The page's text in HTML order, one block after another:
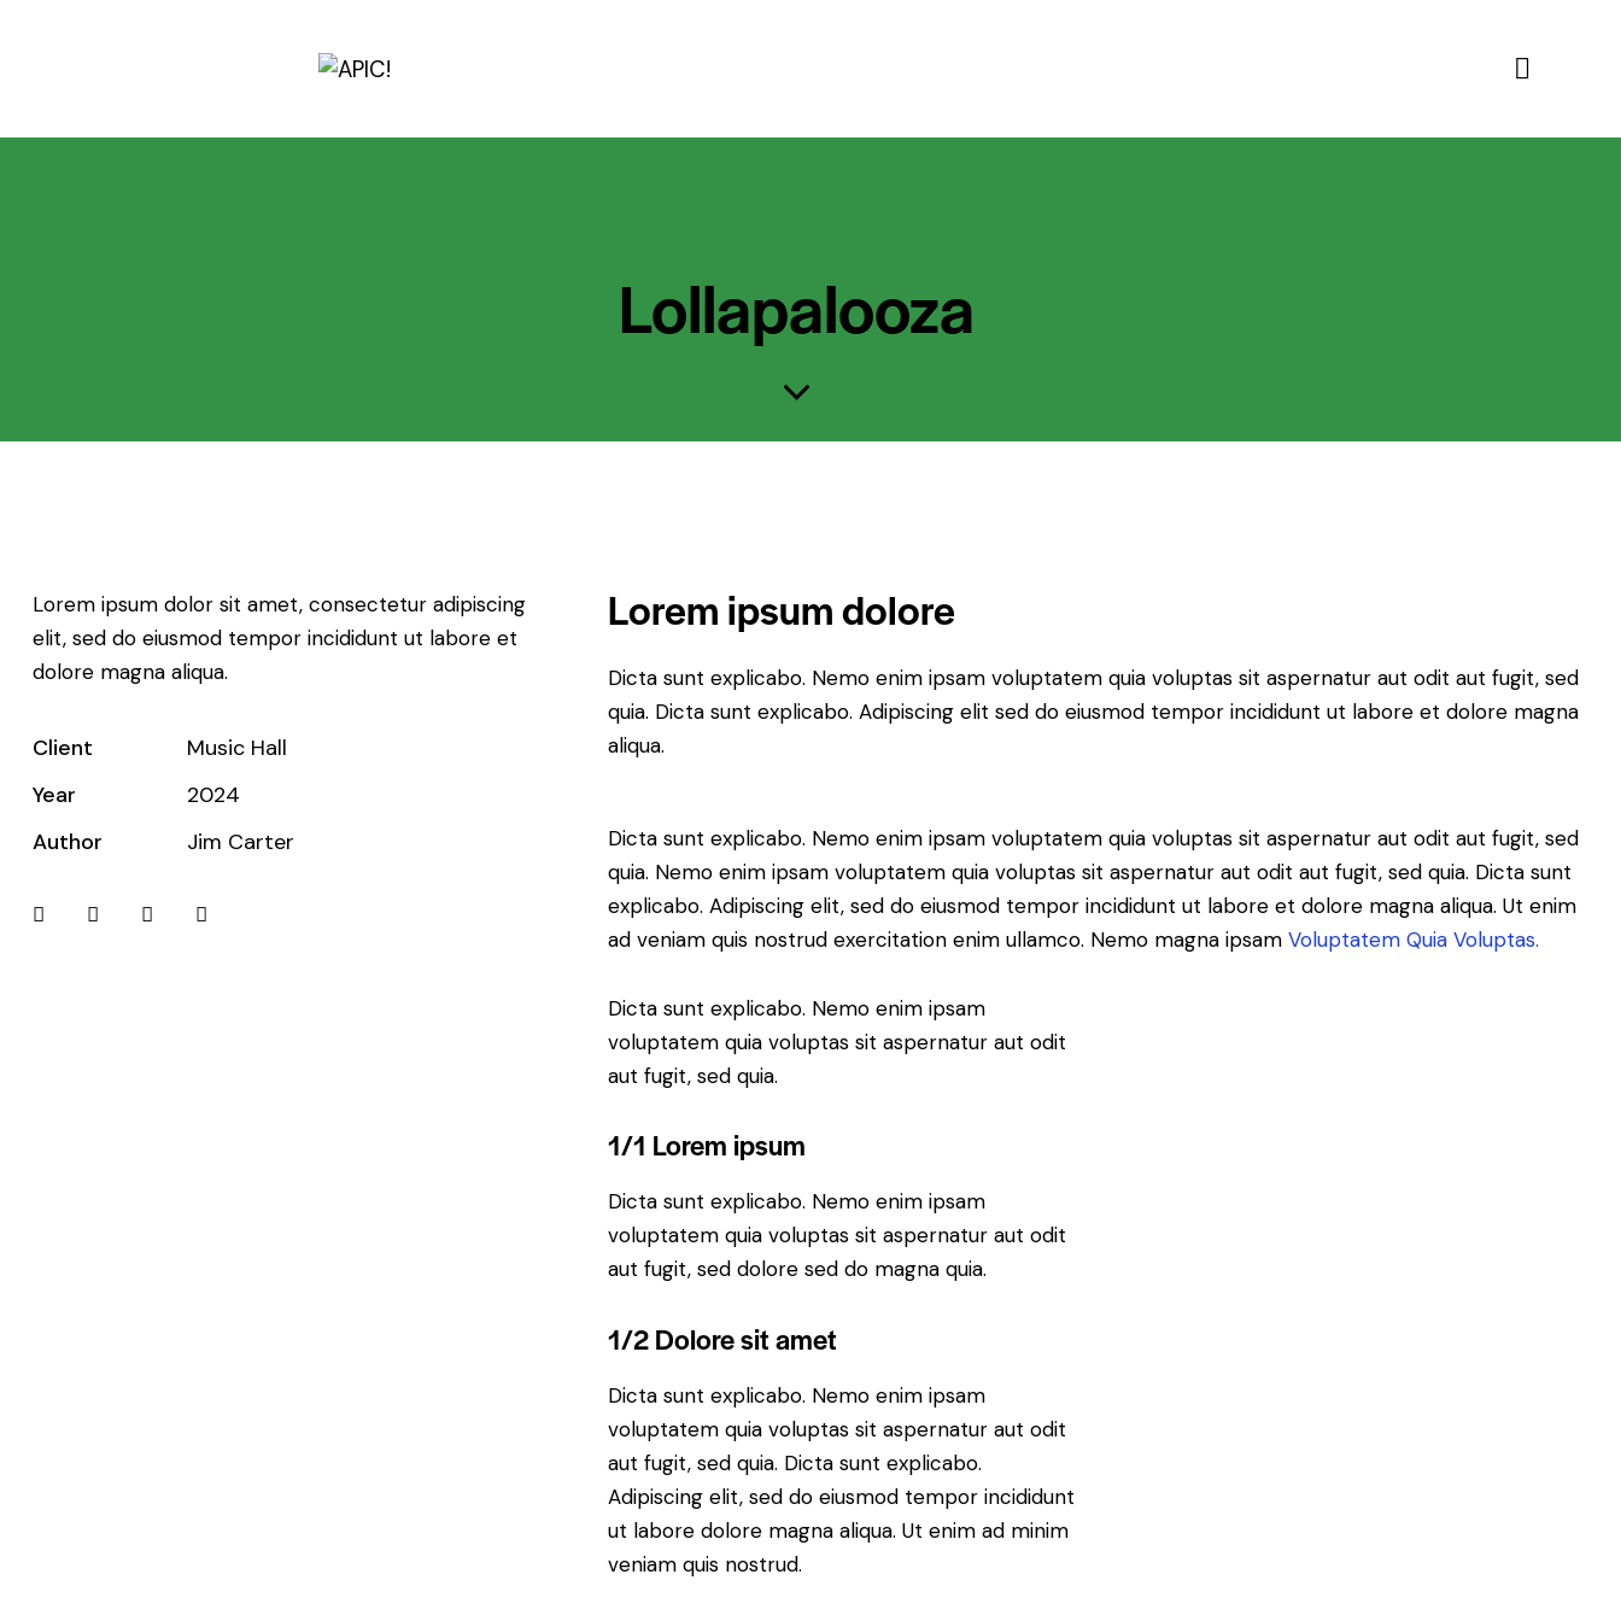
Lollapalooza
Lorem ipsum dolor sit amet, consectetur adipiscing
elit, sed do eiusmod tempor incididunt ut labore et
dolore magna aliqua.
Client
Music Hall
Year
2024
Author
Jim Carter
Lorem ipsum dolore
Dicta sunt explicabo. Nemo enim ipsam voluptatem quia voluptas sit aspernatur aut odit aut fugit, sed
quia. Dicta sunt explicabo. Adipiscing elit sed do eiusmod tempor incididunt ut labore et dolore magna
aliqua.
Dicta sunt explicabo. Nemo enim ipsam voluptatem quia voluptas sit aspernatur aut odit aut fugit, sed
quia. Nemo enim ipsam voluptatem quia voluptas sit aspernatur aut odit aut fugit, sed quia. Dicta sunt
explicabo. Adipiscing elit, sed do eiusmod tempor incididunt ut labore et dolore magna aliqua. Ut enim
ad veniam quis nostrud exercitation enim ullamco. Nemo magna ipsamVoluptatem Quia Voluptas.
Dicta sunt explicabo. Nemo enim ipsam
voluptatem quia voluptas sit aspernatur aut odit
aut fugit, sed quia.
1/1 Lorem ipsum
Dicta sunt explicabo. Nemo enim ipsam
voluptatem quia voluptas sit aspernatur aut odit
aut fugit, sed dolore sed do magna quia.
1/2 Dolore sit amet
Dicta sunt explicabo. Nemo enim ipsam
voluptatem quia voluptas sit aspernatur aut odit
aut fugit, sed quia. Dicta sunt explicabo.
Adipiscing elit, sed do eiusmod tempor incididunt
ut labore dolore magna aliqua. Ut enim ad minim
veniam quis nostrud.